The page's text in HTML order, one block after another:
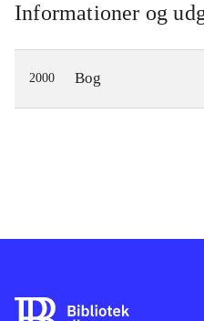
Informationer og
2000 Bog